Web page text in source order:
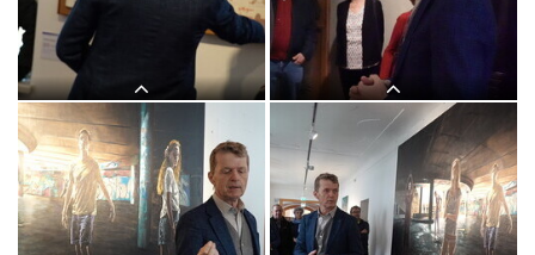
Ausstellung "GOTT HAT KEIN
MUSEUM", KULTUMUSEUM Graz,
8.11.2025
Ausstellung "GOTT HAT KEIN
MUSEUM", KULTUMUSEUM Graz,
8.11.2025
"Letzte Dinge": 3. Themenführung mit
"Letzte Dinge": 3. Themenführung mit